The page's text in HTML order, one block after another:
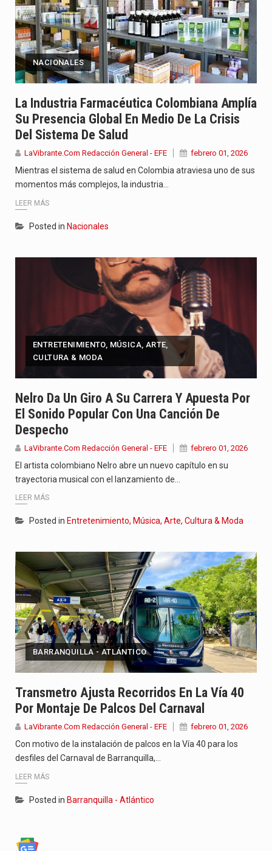
NACIONALES
La Industria Farmacéutica Colombiana Amplía
Su Presencia Global En Medio De La Crisis
Del Sistema De Salud
LaVibrante.Com Redacción General - EFE febrero 01, 2026
Mientras el sistema de salud en Colombia atraviesa uno de sus
momentos más complejos, la industria…
LEER MÁS
Posted in Nacionales
ENTRETENIMIENTO, MÚSICA, ARTE,
CULTURA & MODA
Nelro Da Un Giro A Su Carrera Y Apuesta Por
El Sonido Popular Con Una Canción De
Despecho
LaVibrante.Com Redacción General - EFE febrero 01, 2026
El artista colombiano Nelro abre un nuevo capítulo en su
trayectoria musical con el lanzamiento de…
LEER MÁS
Posted in Entretenimiento, Música, Arte, Cultura & Moda
BARRANQUILLA - ATLÁNTICO
Transmetro Ajusta Recorridos En La Vía 40
Por Montaje De Palcos Del Carnaval
LaVibrante.Com Redacción General - EFE febrero 01, 2026
Con motivo de la instalación de palcos en la Vía 40 para los
desfiles del Carnaval de Barranquilla,…
LEER MÁS
Posted in Barranquilla - Atlántico